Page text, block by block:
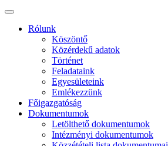
Rólunk
Köszöntő
Közérdekű adatok
Történet
Feladataink
Egyesületeink
Emlékezzünk
Főigazgatóság
Dokumentumok
Letölthető dokumentumok
Intézményi dokumentumok